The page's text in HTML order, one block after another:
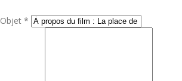
Objet *